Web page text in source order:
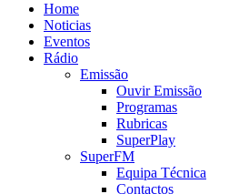
Home
Noticias
Eventos
Rádio
Emissão
Ouvir Emissão
Programas
Rubricas
SuperPlay
SuperFM
Equipa Técnica
Contactos